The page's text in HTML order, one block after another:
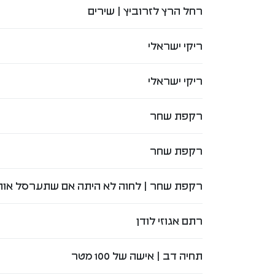
רחל הרץ לזרוביץ | שירים
ריקי ישראלי
ריקי ישראלי
רקפת שחר
רקפת שחר
רקפת שחר | לחוה לא היתה אם שתערסל
רתם אגוזי לודן
תחיה דב | אישה של 100 מטר